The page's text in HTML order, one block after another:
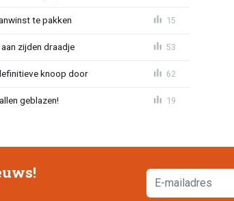
te pakken 15
zijden draadje 53
knoop door 62
geblazen! 19